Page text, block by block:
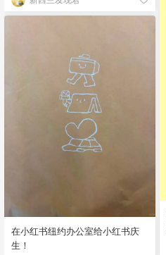
在小红书纽约办公室给小红书庆
生！